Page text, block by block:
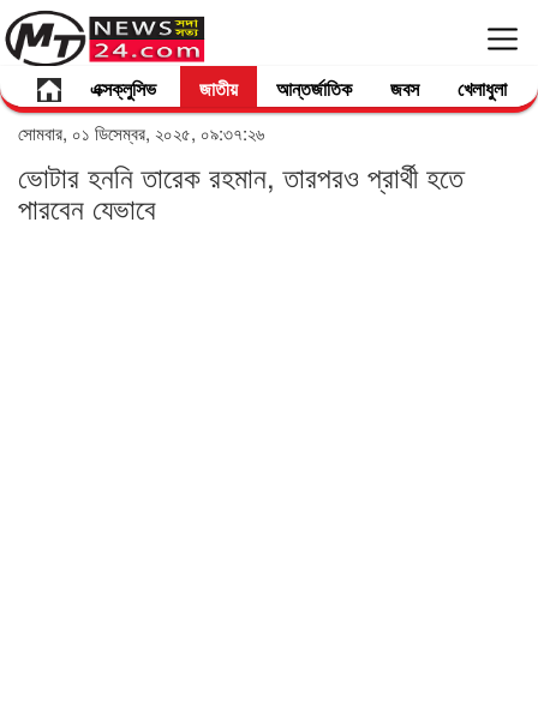
এক্সক্লুসিভ জাতীয় আন্তর্জাতিক জবস খেলাধুলা
সোমবার, ০১ ডিসেম্বর, ২০২৫, ০৯:৩৭:২৬
ভোটার হননি তারেক রহমান, তারপরও প্রার্থী হতে
পারবেন যেভাবে